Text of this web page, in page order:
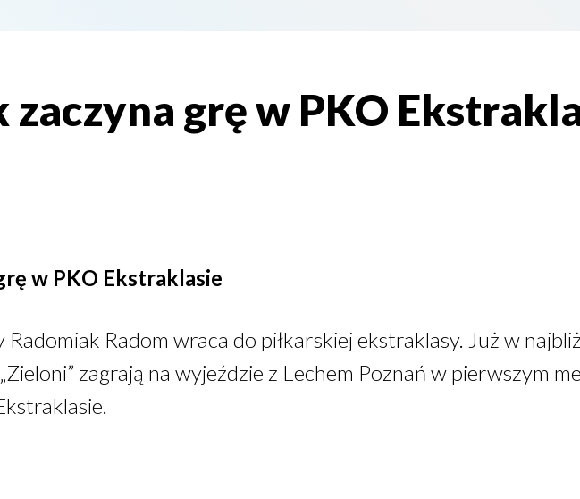
zaczyna grę w PKO
w PKO Ekstraklasie
Radom wraca do piłkarskiej ekstraklasy. Już w
zagrają na wyjeździe z Lechem Poznań w pierwszym